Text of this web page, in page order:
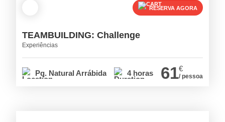
RESERVA AGORA
TEAMBUILDING: Challenge
Experiências
Pq. Natural Arrábida 4 horas 61€
/ pessoa